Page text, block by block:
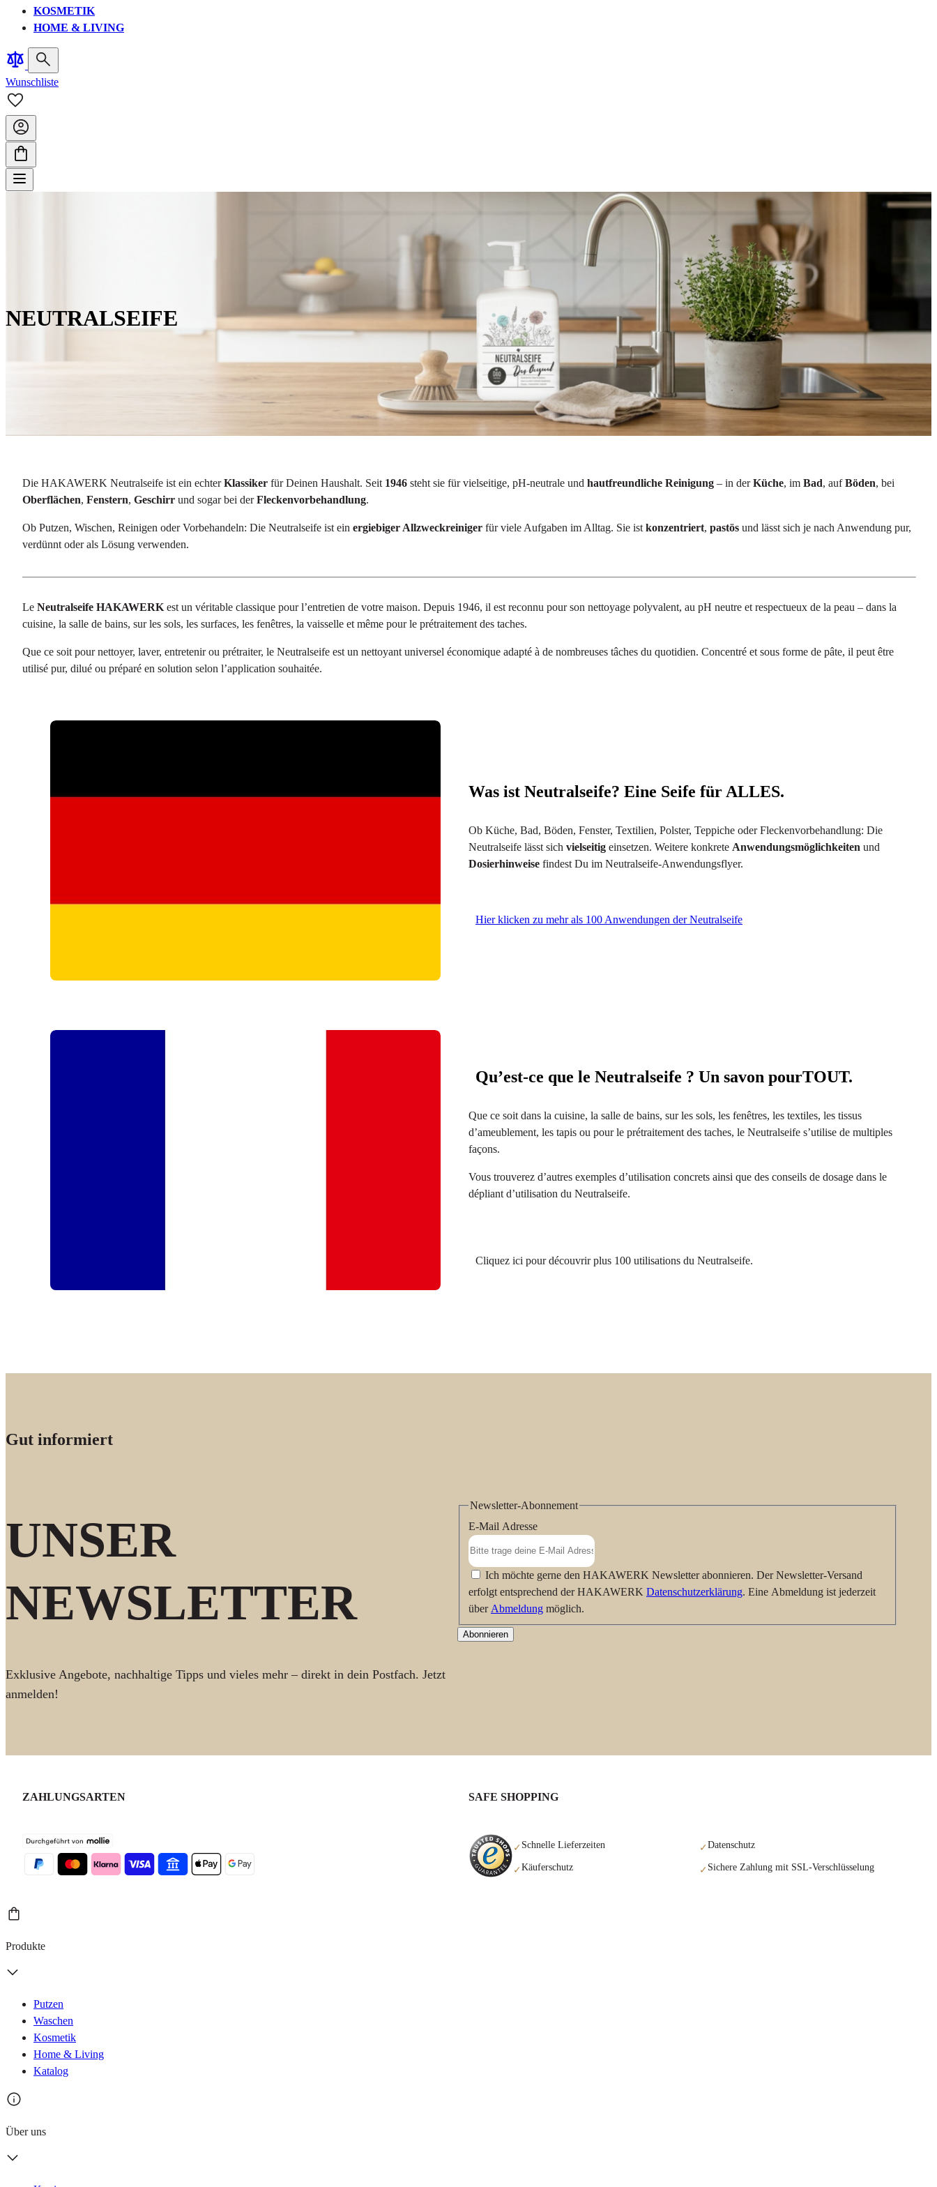
KOSMETIK
HOME & LIVING
Wunschliste
NEUTRALSEIFE
Die HAKAWERK Neutralseife ist ein echterKlassiker für Deinen Haushalt. Seit 1946 steht sie für vielseitige, pH-neutrale und hautfreundliche Reinigung – in derKüche, im Bad, aufBöden, bei
Oberflächen, Fenstern, Geschirr und sogar bei derFleckenvorbehandlung.
Ob Putzen, Wischen, Reinigen oder Vorbehandeln: Die Neutralseife ist ein ergiebiger Allzweckreiniger für viele Aufgaben im Alltag. Sie ist konzentriert, pastös und lässt sich je nach Anwendung pur,
verdünnt oder als Lösung verwenden.
Le Neutralseife HAKAWERK est un véritable classique pour l’entretien de votre maison. Depuis 1946, il est reconnu pour son nettoyage polyvalent, au pH neutre et respectueux de la peau – dans la
cuisine, la salle de bains, sur les sols, les surfaces, les fenêtres, la vaisselle et même pour le prétraitement des taches.
Que ce soit pour nettoyer, laver, entretenir ou prétraiter, le Neutralseife est un nettoyant universel économique adapté à de nombreuses tâches du quotidien. Concentré et sous forme de pâte, il peut être
utilisé pur, dilué ou préparé en solution selon l’application souhaitée.
Was ist Neutralseife? Eine Seife für ALLES.
Ob Küche, Bad, Böden, Fenster, Textilien, Polster, Teppiche oder Fleckenvorbehandlung: Die
Neutralseife lässt sich vielseitig einsetzen. Weitere konkrete Anwendungsmöglichkeiten und
Dosierhinweise findest Du im Neutralseife-Anwendungsflyer.
Hier klicken zu mehr als 100 Anwendungen der Neutralseife
Qu’est-ce que le Neutralseife ? Un savon pourTOUT.
Que ce soit dans la cuisine, la salle de bains, sur les sols, les fenêtres, les textiles, les tissus
d’ameublement, les tapis ou pour le prétraitement des taches, le Neutralseife s’utilise de multiples
façons.
Vous trouverez d’autres exemples d’utilisation concrets ainsi que des conseils de dosage dans le
dépliant d’utilisation du Neutralseife.
Cliquez ici pour découvrir plus 100 utilisations du Neutralseife.
Gut informiert
UNSER
NEWSLETTER
Exklusive Angebote, nachhaltige Tipps und vieles mehr – direkt in dein Postfach. Jetzt
anmelden!
Newsletter-Abonnement
E-Mail Adresse
Ich möchte gerne den HAKAWERK Newsletter abonnieren. Der Newsletter-Versand
erfolgt entsprechend der HAKAWERK Datenschutzerklärung. Eine Abmeldung ist jederzeit
über Abmeldung möglich.
Abonnieren
ZAHLUNGSARTEN SAFE SHOPPING
✓ Schnelle Lieferzeiten ✓Datenschutz
✓Käuferschutz ✓ Sichere Zahlung mit SSL-Verschlüsselung
Produkte
Putzen
Waschen
Kosmetik
Home & Living
Katalog
Über uns